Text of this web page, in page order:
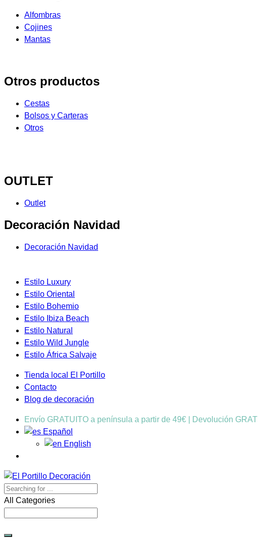
Alfombras
Cojines
Mantas
Otros productos
Cestas
Bolsos y Carteras
Otros
OUTLET
Outlet
Decoración Navidad
Decoración Navidad
Estilo Luxury
Estilo Oriental
Estilo Bohemio
Estilo Ibiza Beach
Estilo Natural
Estilo Wild Jungle
Estilo África Salvaje
Tienda local El Portillo
Contacto
Blog de decoración
Envío GRATUITO a península a partir de 49€ | Devolución
Español
English
All Categories